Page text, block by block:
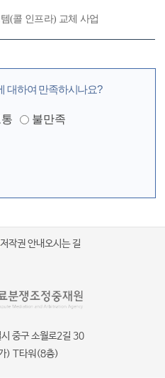
(콜 인프라) 교체 사업
대하여 만족하시나요?
통
불만족
저작권 안내오시는 길
중구 소월로2길 30
) T타워(8층)